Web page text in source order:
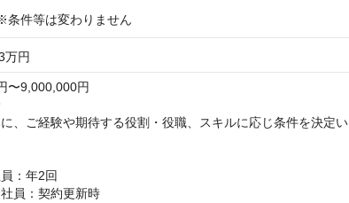
件等は変わりません
万円
〜9,000,000円
、ご経験や期待する役割・役職、スキルに応じ条件を決定い
：年2回
契約更新時